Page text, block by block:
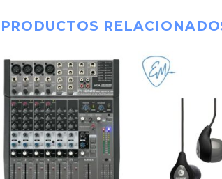
PRODUCTOS